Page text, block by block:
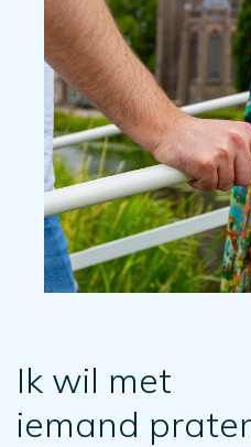
Ik wil met
iemand